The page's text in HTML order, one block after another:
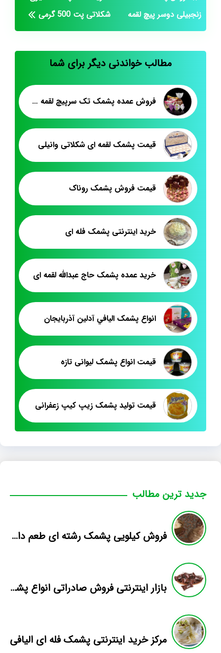
زنجبیلی دوسر پیچ لقمه
شکلاتی پت 500 گرمی
مطالب خواندنی دیگر برای شما
فروش عمده پشمک تک سرپیچ لقمه کیلویی
قیمت پشمک لقمه ای شکلاتی وانیلی
قیمت فروش پشمک روناک
خرید اینترنتی پشمک فله ای
خرید عمده پشمک حاج عبدالله لقمه ای
انواع پشمک اليافي آدلين آذربايجان
قیمت انواع پشمک لیوانی تازه
قیمت تولید پشمک زیپ کیپ زعفرانی
جدید ترین مطالب
فروش کیلویی پشمک رشته ای طعم دار میوه
بازار اینترنتی فروش صادراتی انواع پشمک الیافی/شکلاتی
مرکز خرید اینترنتی پشمک فله ای الیافی